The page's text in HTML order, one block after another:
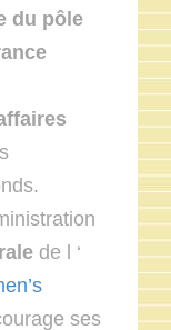
du pôle
de l ‘
ses